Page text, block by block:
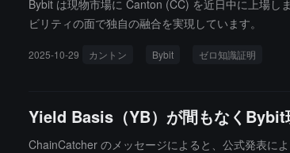
Bybit は現物市場に Canton (CC) を近日中に上場し
ビリティの面で独自の融合を実現しています。
2025-10-29 カントン Bybit ゼロ知識証明
Yield Basis（YB）が間もなくBybit
ChainCatcher のメッセージによると、公式発表に